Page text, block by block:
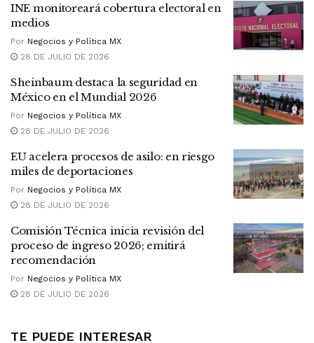
INE monitoreará cobertura electoral en
medios
Por Negocios y Política MX
28 DE JULIO DE 2026
Sheinbaum destaca la seguridad en
México en el Mundial 2026
Por Negocios y Política MX
28 DE JULIO DE 2026
EU acelera procesos de asilo: en riesgo
miles de deportaciones
Por Negocios y Política MX
28 DE JULIO DE 2026
Comisión Técnica inicia revisión del
proceso de ingreso 2026; emitirá
recomendación
Por Negocios y Política MX
28 DE JULIO DE 2026
TE PUEDE INTERESAR